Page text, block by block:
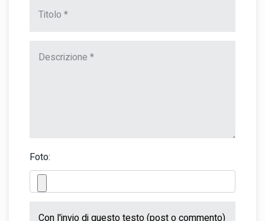
Foto: